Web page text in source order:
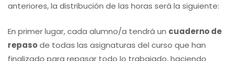
anteriores, la distribución de las horas será la siguiente:
En primer lugar, cada alumno/a tendrá un cuaderno de
repasode todas las asignaturas del curso que han
finalizado para repasar todo lo trabajado, haciendo